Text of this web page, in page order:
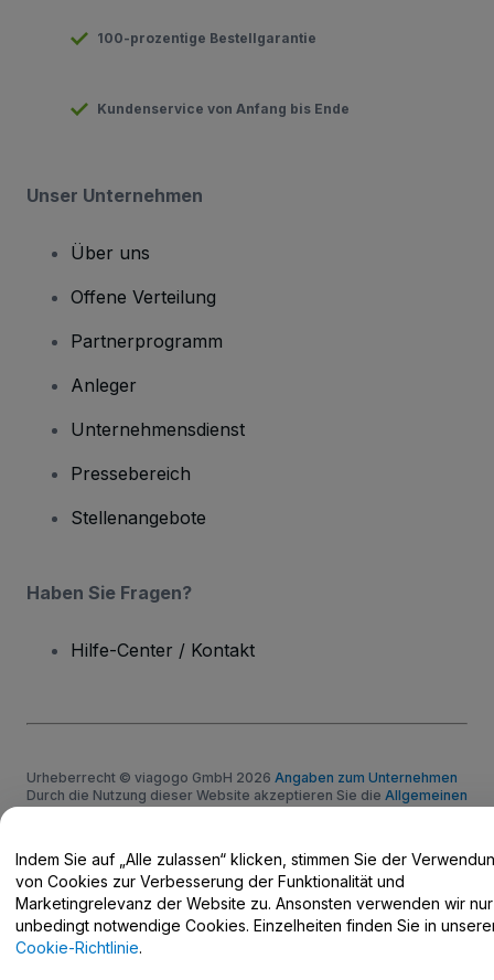
100-prozentige Bestellgarantie
Kundenservice von Anfang bis Ende
Unser Unternehmen
Über uns
Offene Verteilung
Partnerprogramm
Anleger
Unternehmensdienst
Pressebereich
Stellenangebote
Haben Sie Fragen?
Hilfe-Center / Kontakt
Urheberrecht © viagogo GmbH 2026 Angaben zum Unternehmen
Durch die Nutzung dieser Website akzeptieren Sie die Allgemeinen
Keine Weitergabe meiner personenbezogenen Daten/Ihre
Datenschutzoptionen
Indem Sie auf „Alle zulassen“ klicken, stimmen Sie der
von Cookies zur Verbesserung der Funktionalität und
Marketingrelevanz der Website zu. Ansonsten verwenden wir nur
unbedingt notwendige Cookies. Einzelheiten finden Sie in
Cookie-Richtlinie.